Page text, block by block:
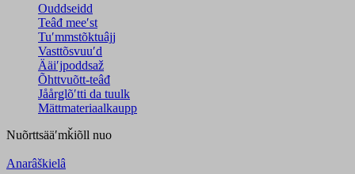
Ouddseidd
Teâđ meeʹst
Tuʹmmstõktuâjj
Vasttõsvuuʹd
Ääiʹjpoddsaž
Õhttvuõtt-teâđ
Jåårǥlõʹtti da tuulk
Mättmateriaalkaupp
Nuõrttsääʹmǩiõll nuo
Anarâškielâ